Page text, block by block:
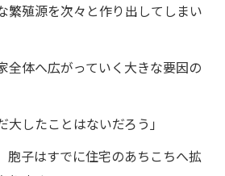
繁殖源を次々と作り出してしまい
全体へ広がっていく大きな要因の
大したことはないだろう」
胞子はすでに住宅のあちこちへ拡